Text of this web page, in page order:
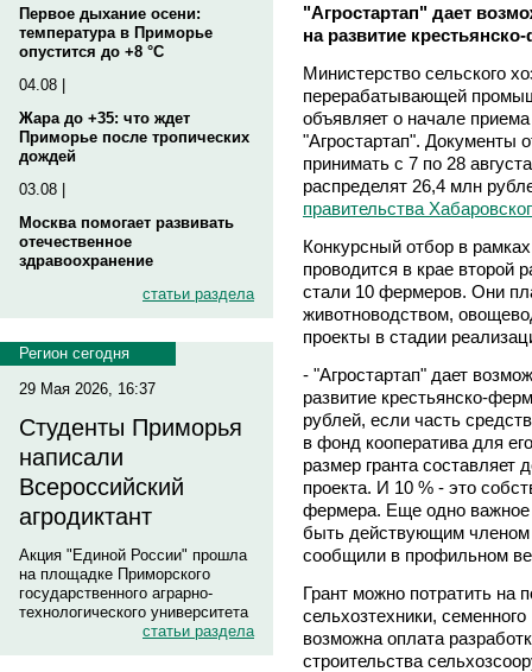
Первое дыхание осени:
температура в Приморье
опустится до +8 °C
04.08 |
Жара до +35: что ждет
Приморье после тропических
дождей
03.08 |
Москва помогает развивать
отечественное
здравоохранение
статьи раздела
Регион сегодня
29 Мая 2026, 16:37
Студенты Приморья
написали
Всероссийский
агродиктант
Акция "Единой России" прошла
на площадке Приморского
государственного аграрно-
технологического университета
статьи раздела
"Агростартап" дает
на развитие
Министерство сельского
перерабатывающей
объявляет о начале приема
"Агростартап". Документы
принимать с 7 по 28
распределят 26,4 млн
правительства
Конкурсный отбор в
проводится в крае второй
стали 10 фермеров. Они
животноводством,
проекты в стадии
- "Агростартап" дает
развитие крестьянско-
рублей, если часть
в фонд кооператива для
размер гранта составляет
проекта. И 10 % - это
фермера. Еще одно важное
быть действующим членом
сообщили в профильном
Грант можно потратить на
сельхозтехники,
возможна оплата
строительства